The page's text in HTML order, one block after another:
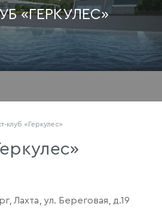
«ГЕРКУЛЕС»
клуб «Геркулес»
Лахта, ул. Береговая, д.19